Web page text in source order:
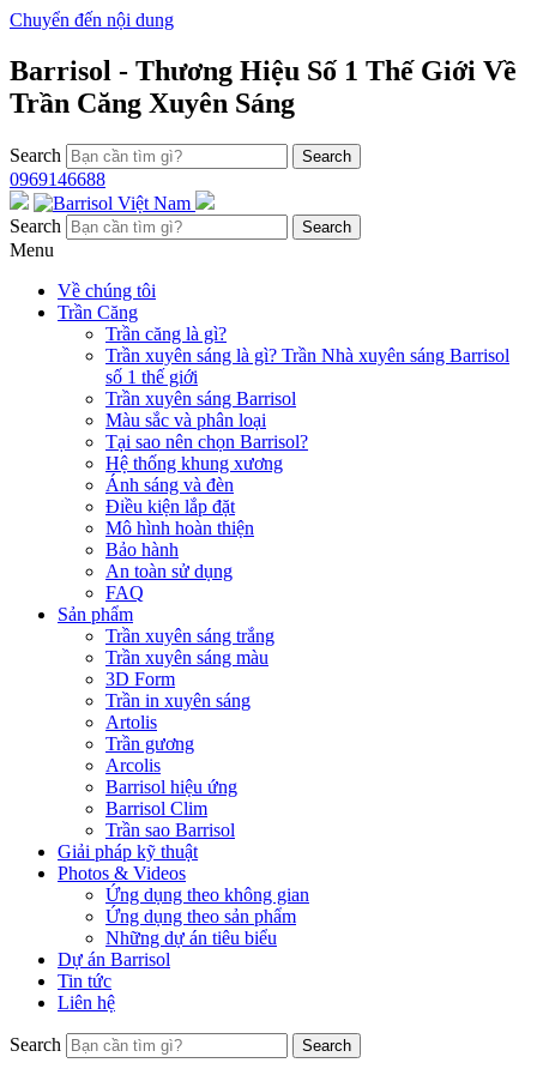
Chuyển đến nội dung
Barrisol - Thương Hiệu Số 1 Thế Giới Về
Trần Căng Xuyên Sáng
Search
0969146688
Search
Menu
Về chúng tôi
Trần Căng
Trần căng là gì?
Trần xuyên sáng là gì? Trần Nhà xuyên sáng Barrisol
số 1 thế giới
Trần xuyên sáng Barrisol
Màu sắc và phân loại
Tại sao nên chọn Barrisol?
Hệ thống khung xương
Ánh sáng và đèn
Điều kiện lắp đặt
Mô hình hoàn thiện
Bảo hành
An toàn sử dụng
FAQ
Sản phẩm
Trần xuyên sáng trắng
Trần xuyên sáng màu
3D Form
Trần in xuyên sáng
Artolis
Trần gương
Arcolis
Barrisol hiệu ứng
Barrisol Clim
Trần sao Barrisol
Giải pháp kỹ thuật
Photos & Videos
Ứng dụng theo không gian
Ứng dụng theo sản phẩm
Những dự án tiêu biểu
Dự án Barrisol
Tin tức
Liên hệ
Search